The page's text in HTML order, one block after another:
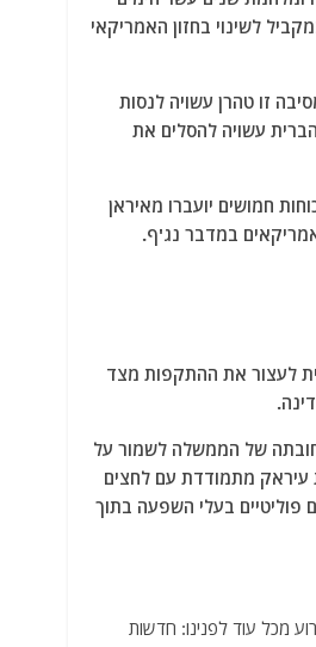
לשינוי בחזון האמריקאי
זו טהרן עשויה לנסות
עשויה להסלים את
חמושים יועברו מאיראן
במדבר נג'ף.
לעצור את ההתקפות מצד
של הממשלה לשמור על
עיראק מתמודדת עם לחצים
פוליטיים בעלי השפעה בתוך